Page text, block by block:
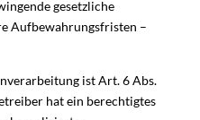
gesetzliche
Aufbewahrungsfristen –
ist Art. 6 Abs.
hat ein berechtigtes